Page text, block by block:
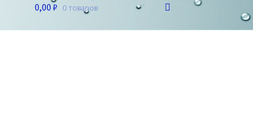
0,00 ₽ 0 товаров